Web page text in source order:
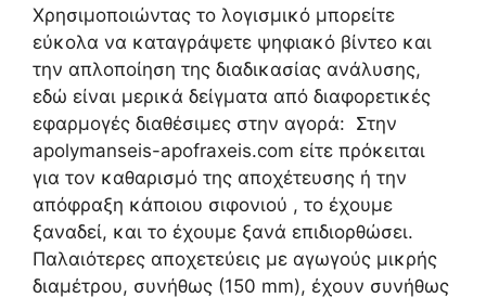
Χρησιμοποιώντας το λογισμικό μπορείτε
εύκολα να καταγράψετε ψηφιακό βίντεο και
την απλοποίηση της διαδικασίας ανάλυσης,
εδώ είναι μερικά δείγματα από διαφορετικές
εφαρμογές διαθέσιμες στην αγορά: Στην
apolymanseis-apofraxeis.com είτε πρόκειται
για τον καθαρισμό της αποχέτευσης ή την
απόφραξη κάποιου σιφονιού , το έχουμε
ξαναδεί, και το έχουμε ξανά επιδιορθώσει.
Παλαιότερες αποχετεύεις με αγωγούς μικρής
διαμέτρου, συνήθως (150 mm), έχουν συνήθως